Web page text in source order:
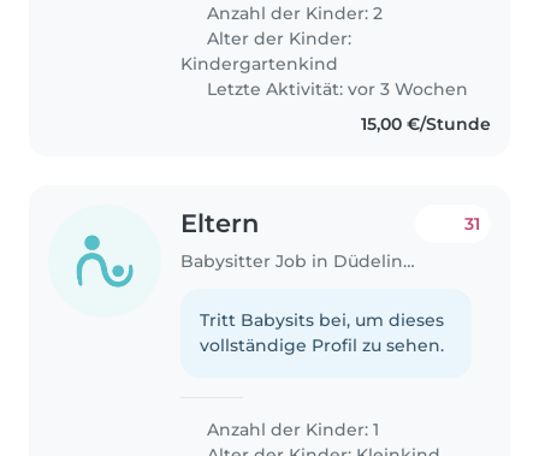
Anzahl der Kinder: 2
Alter der Kinder:
Kindergartenkind
Letzte Aktivität: vor 3 Wochen
15,00 €/Stunde
Eltern
Babysitter Job in Düdelingen
31
Tritt Babysits bei, um dieses
vollständige Profil zu sehen.
Anzahl der Kinder: 1